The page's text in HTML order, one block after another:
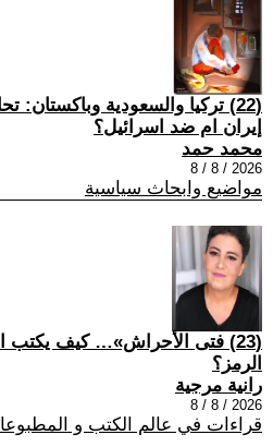
(22) تركيا والسعودية وباكستان:
إيران ام ضد اسرائيل؟
محمد حمد
2026 / 8 / 8
مواضيع وابحاث سياسية
(23) فتى الأحراش»… كيف يكتب
الرمز؟
رانية مرجية
2026 / 8 / 8
قراءات في عالم الكتب و